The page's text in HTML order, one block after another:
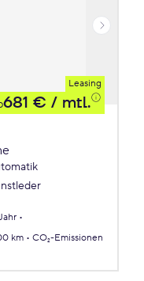
Leasing
681 € / mtl.
km
CO₂-Emissionen